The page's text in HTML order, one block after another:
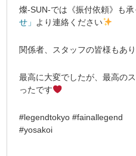
燦-SUN-では《振付依頼》も
せ」 より連絡ください
関係者、スタッフの皆様もあ
最高に大変でしたが、最高の
ったです
#legendtokyo #fainallegend
#yosakoi